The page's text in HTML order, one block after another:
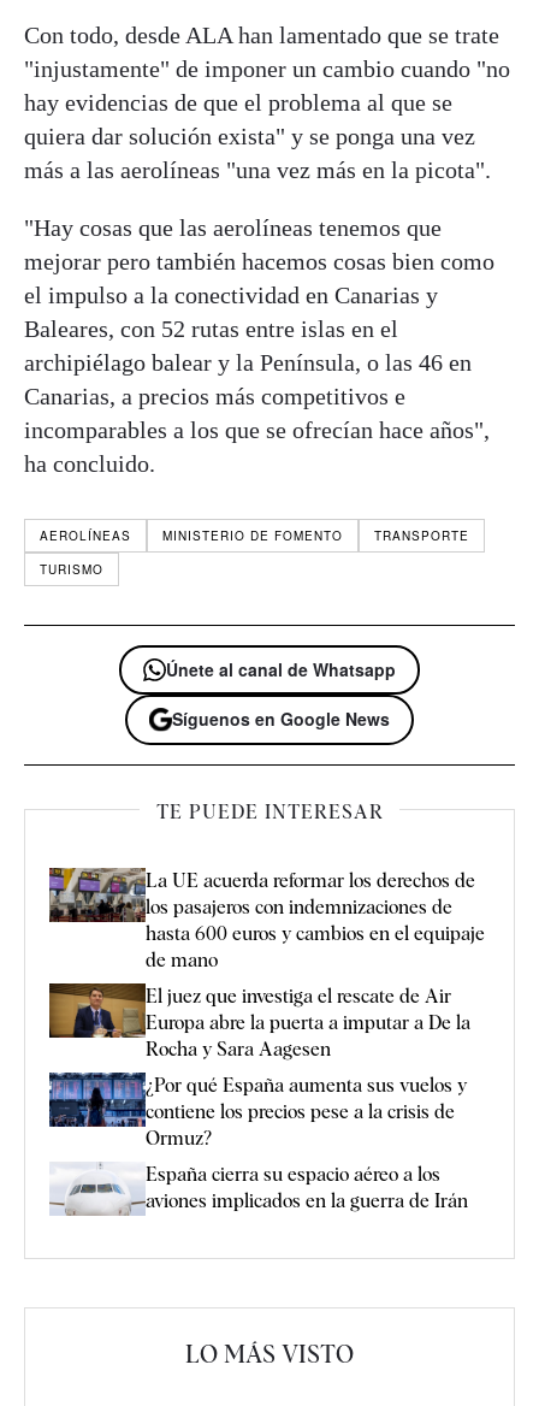
Con todo, desde ALA han lamentado que se trate
"injustamente" de imponer un cambio cuando "no
hay evidencias de que el problema al que se
quiera dar solución exista" y se ponga una vez
más a las aerolíneas "una vez más en la picota".
"Hay cosas que las aerolíneas tenemos que
mejorar pero también hacemos cosas bien como
el impulso a la conectividad en Canarias y
Baleares, con 52 rutas entre islas en el
archipiélago balear y la Península, o las 46 en
Canarias, a precios más competitivos e
incomparables a los que se ofrecían hace años",
ha concluido.
AEROLÍNEAS MINISTERIO DE FOMENTO
TRANSPORTE
TURISMO
Únete al canal de Whatsapp
Síguenos en Google News
TE PUEDE INTERESAR
La UE acuerda reformar los derechos de
los pasajeros con indemnizaciones de
hasta 600 euros y cambios en el equipaje
de mano
El juez que investiga el rescate de Air
Europa abre la puerta a imputar a De la
Rocha y Sara Aagesen
¿Por qué España aumenta sus vuelos y
contiene los precios pese a la crisis de
Ormuz?
España cierra su espacio aéreo a los
aviones implicados en la guerra de Irán
LO MÁS VISTO